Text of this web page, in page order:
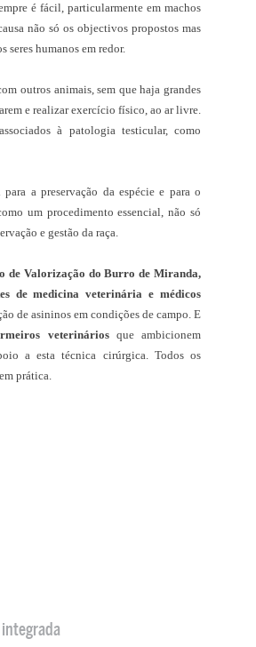
é fácil, particularmente em machos
não só os objectivos propostos mas
seres humanos em redor.
outros animais, sem que haja grandes
e realizar exercício físico, ao ar livre.
à patologia testicular, como
a preservação da espécie e para o
um procedimento essencial, não só
e gestão da raça.
de Valorização do Burro de Miranda,
de medicina veterinária e médicos
de asininos em condições de campo. E
veterináriosque ambicionem
a esta técnica cirúrgica. Todos os
prática.